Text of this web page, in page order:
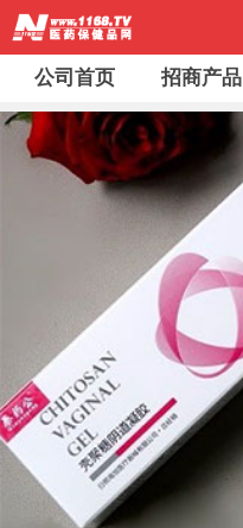
公司首页 招商产品